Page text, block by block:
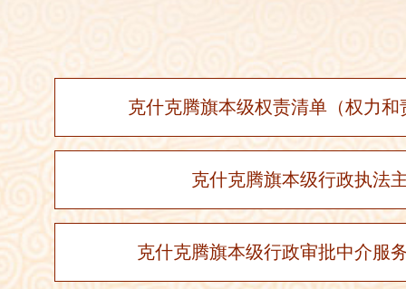
克什克腾旗本级权责清单（权力和
克什克腾旗本级行政执法
克什克腾旗本级行政审批中介服